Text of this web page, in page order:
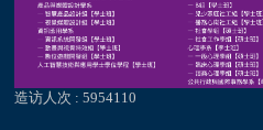
造访人次 : 5954110